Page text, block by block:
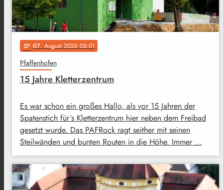
notes 07. August 2026 05:01
Pfaffenhofen
15 Jahre Kletterzentrum
Es war schon ein großes Hallo, als vor 15 Jahren der
Spatenstich für´s Kletterzentrum hier neben dem Freibad
gesetzt wurde. Das PAFRock ragt seither mit seinen
Steilwänden und bunten Routen in die Höhe. Immer …